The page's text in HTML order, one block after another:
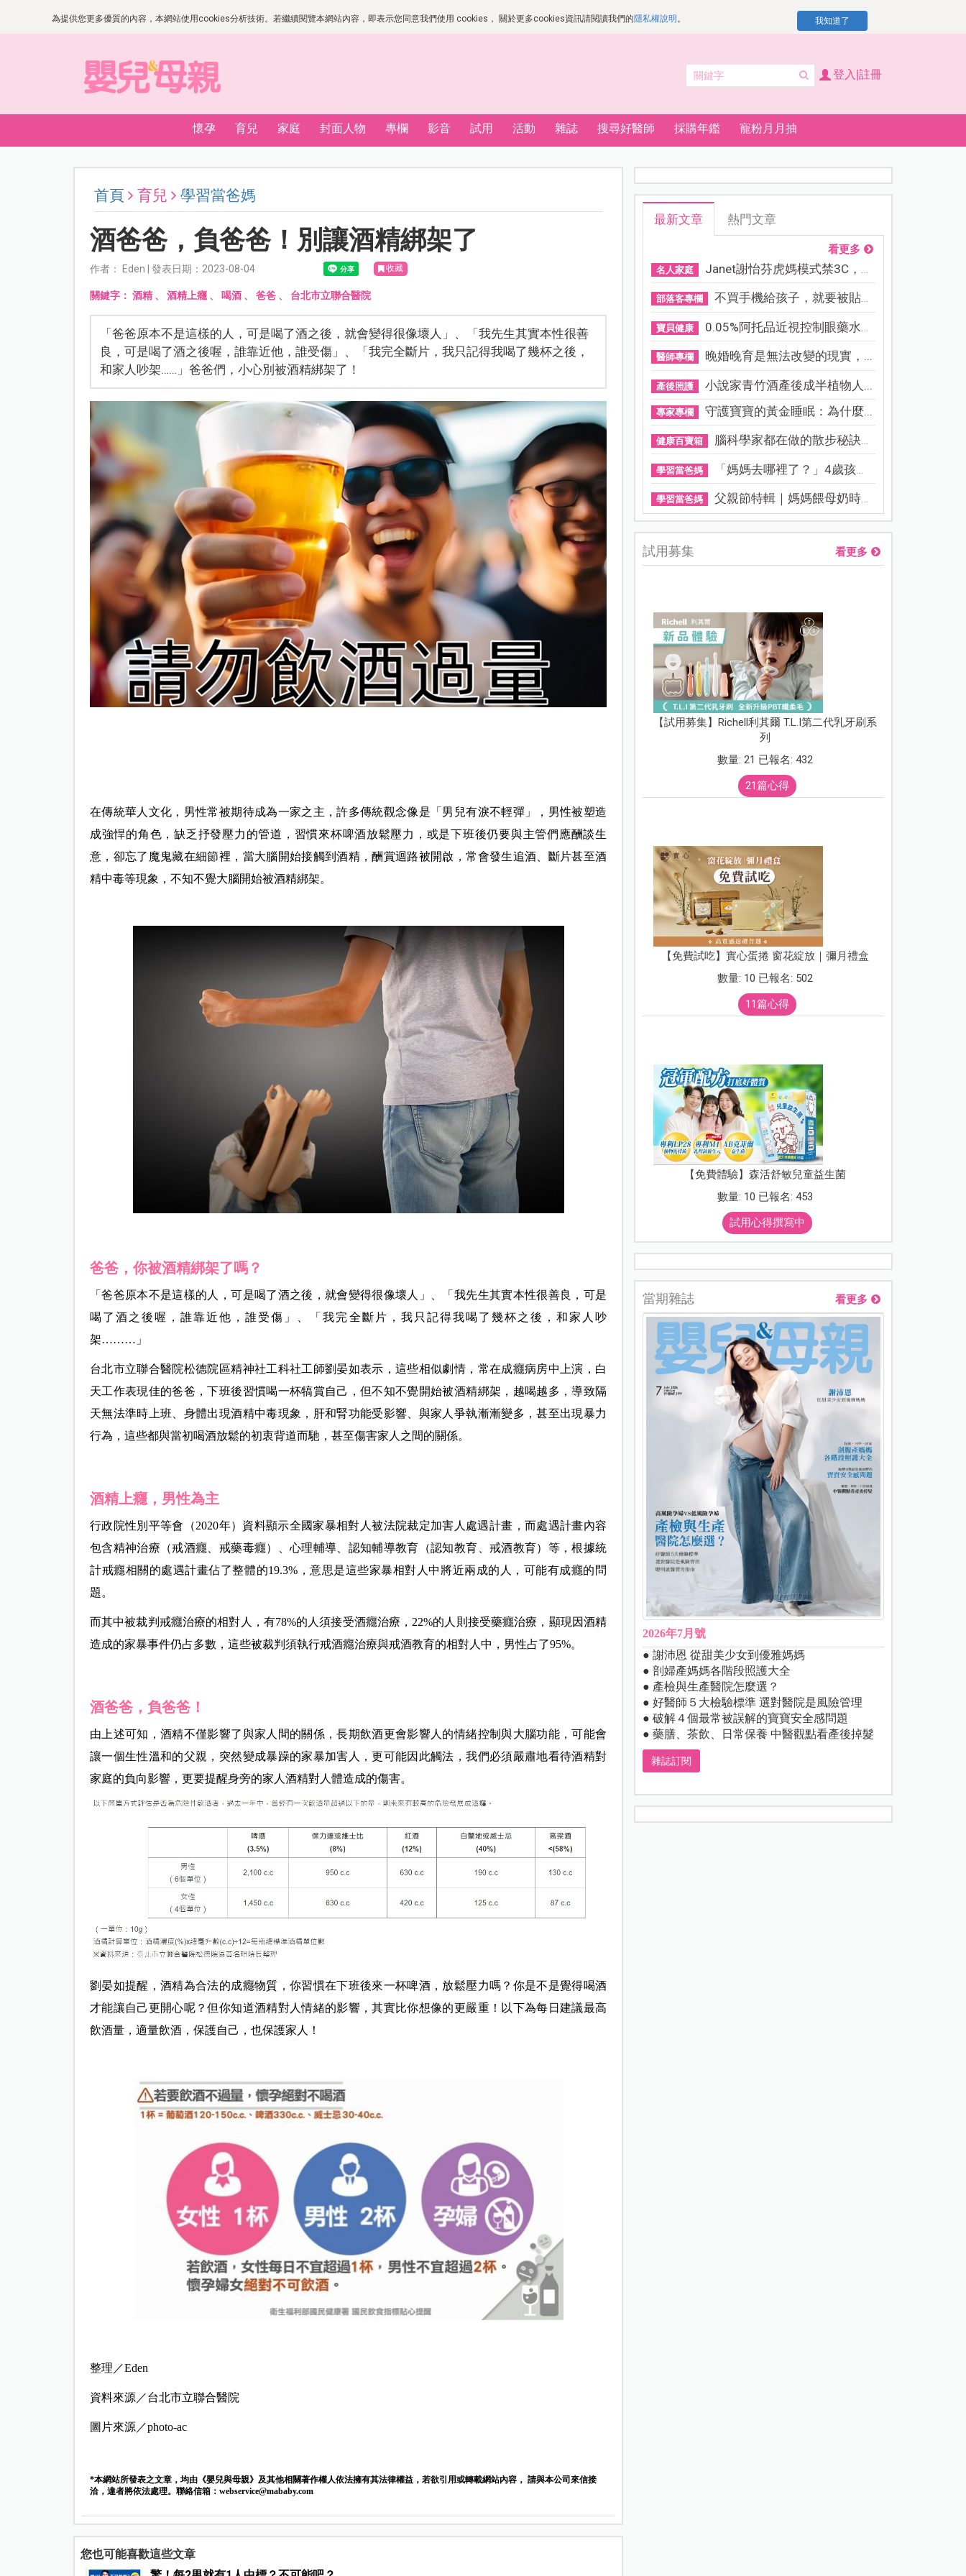
為提供您更多優質的內容，本網站使用cookies分析技術。若繼續閱覽本網站內容，即表示您同意我們使用 cookies， 關於更多cookies資訊請閱讀我們的隱私權說明 。 我知道了
登入|註冊
懷孕 育兒 家庭 封面人物 專欄 影音 試用 活動 雜誌 搜尋好醫師 採購年鑑 寵粉月月抽
首頁 育兒 學習當爸媽
酒爸爸，負爸爸！別讓酒精綁架了
作者： Eden | 發表日期：2023-08-04 收藏
關鍵字： 酒精、 酒精上癮、 喝酒、 爸爸、 台北市立聯合醫院
「爸爸原本不是這樣的人，可是喝了酒之後，就會變得很像壞人」、「我先生其實本性很善
良，可是喝了酒之後喔，誰靠近他，誰受傷」、「我完全斷片，我只記得我喝了幾杯之後，
和家人吵架……」爸爸們，小心別被酒精綁架了！
在傳統華人文化，男性常被期待成為一家之主，許多傳統觀念像是「男兒有淚不輕彈」，男性被塑造
成強悍的角色，缺乏抒發壓力的管道，習慣來杯啤酒放鬆壓力，或是下班後仍要與主管們應酬談生
意，卻忘了魔鬼藏在細節裡，當大腦開始接觸到酒精，酬賞迴路被開啟，常會發生追酒、斷片甚至酒
精中毒等現象，不知不覺大腦開始被酒精綁架。
爸爸，你被酒精綁架了嗎？
「爸爸原本不是這樣的人，可是喝了酒之後，就會變得很像壞人」、「我先生其實本性很善良，可是
喝了酒之後喔，誰靠近他，誰受傷」、「我完全斷片，我只記得我喝了幾杯之後，和家人吵
架………」
台北市立聯合醫院松德院區精神社工科社工師劉晏如表示，這些相似劇情，常在成癮病房中上演，白
天工作表現佳的爸爸，下班後習慣喝一杯犒賞自己，但不知不覺開始被酒精綁架，越喝越多，導致隔
天無法準時上班、身體出現酒精中毒現象，肝和腎功能受影響、與家人爭執漸漸變多，甚至出現暴力
行為，這些都與當初喝酒放鬆的初衷背道而馳，甚至傷害家人之間的關係。
酒精上癮，男性為主
行政院性別平等會（2020年）資料顯示全國家暴相對人被法院裁定加害人處遇計畫，而處遇計畫內容
包含精神治療（戒酒癮、戒藥毒癮）、心理輔導、認知輔導教育（認知教育、戒酒教育）等，根據統
計戒癮相關的處遇計畫佔了整體的19.3%，意思是這些家暴相對人中將近兩成的人，可能有成癮的問
題。
而其中被裁判戒癮治療的相對人，有78%的人須接受酒癮治療，22%的人則接受藥癮治療，顯現因酒精
造成的家暴事件仍占多數，這些被裁判須執行戒酒癮治療與戒酒教育的相對人中，男性占了95%。
酒爸爸，負爸爸！
由上述可知，酒精不僅影響了與家人間的關係，長期飲酒更會影響人的情緒控制與大腦功能，可能會
讓一個生性溫和的父親，突然變成暴躁的家暴加害人，更可能因此觸法，我們必須嚴肅地看待酒精對
家庭的負向影響，更要提醒身旁的家人酒精對人體造成的傷害。
劉晏如提醒，酒精為合法的成癮物質，你習慣在下班後來一杯啤酒，放鬆壓力嗎？你是不是覺得喝酒
才能讓自己更開心呢？但你知道酒精對人情緒的影響，其實比你想像的更嚴重！以下為每日建議最高
飲酒量，適量飲酒，保護自己，也保護家人！
整理／Eden
資料來源／台北市立聯合醫院
圖片來源／photo-ac
*本網站所發表之文章，均由《嬰兒與母親》及其他相關著作權人依法擁有其法律權益，若欲引用或轉載網站內容， 請與本公司來信接
洽，違者將依法處理。聯絡信箱： webservice@mababy.com
您也可能喜歡這些文章
最新文章 熱門文章
看更多
名人家庭 Janet謝怡芬虎媽模式禁3C，看...
部落客專欄 不買手機給孩子，就要被貼「...
寶貝健康 0.05%阿托品近視控制眼藥水納...
醫師專欄 晚婚晚育是無法改變的現實，...
產後照護 小說家青竹酒產後成半植物人...
專家專欄 守護寶寶的黃金睡眠：為什麼...
健康百寶箱 腦科學家都在做的散步秘訣！...
學習當爸媽 「媽媽去哪裡了？」4歲孩子還...
學習當爸媽 父親節特輯｜媽媽餵母奶時，...
試用募集 看更多
【試用募集】Richell利其爾 T.L.I第二代乳牙刷系
列
數量: 21 已報名: 432
21篇心得
【免費試吃】實心蛋捲 窗花綻放｜彌月禮盒
數量: 10 已報名: 502
11篇心得
【免費體驗】森活舒敏兒童益生菌
數量: 10 已報名: 453
試用心得撰寫中
當期雜誌 看更多
2026年7月號
● 謝沛恩 從甜美少女到優雅媽媽
● 剖婦產媽媽各階段照護大全
● 產檢與生產醫院怎麼選？
● 好醫師５大檢驗標準 選對醫院是風險管理
● 破解４個最常被誤解的寶寶安全感問題
● 藥膳、茶飲、日常保養 中醫觀點看產後掉髮
雜誌訂閱